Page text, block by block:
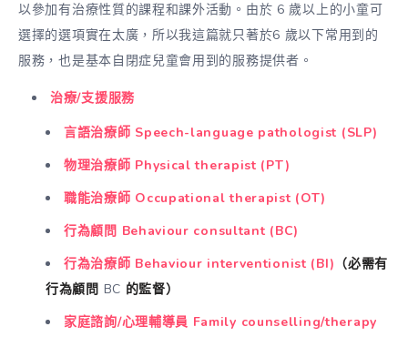
以參加有治療性質的課程和課外活動。由於 6 歲以上的小童可
選擇的選項實在太廣，所以我這篇就只著於6 歲以下常用到的
服務，也是基本自閉症兒童會用到的服務提供者。
治療/支援服務
言語治療師 Speech-language pathologist (SLP)
物理治療師 Physical therapist (PT)
職能治療師 Occupational therapist (OT)
行為顧問 Behaviour consultant (BC)
行為治療師 Behaviour interventionist (BI) （必需有
行為顧問 BC 的監督）
家庭諮詢/心理輔導員 Family counselling/therapy